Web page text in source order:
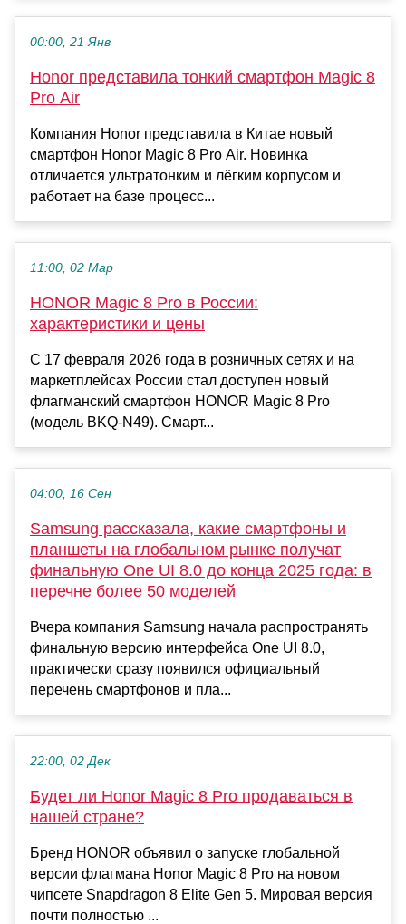
00:00, 21 Янв
Honor представила тонкий смартфон Magic 8
Pro Air
Компания Honor представила в Китае новый
смартфон Honor Magic 8 Pro Air. Новинка
отличается ультратонким и лёгким корпусом и
работает на базе процесс...
11:00, 02 Мар
HONOR Magic 8 Pro в России:
характеристики и цены
С 17 февраля 2026 года в розничных сетях и на
маркетплейсах России стал доступен новый
флагманский смартфон HONOR Magic 8 Pro
(модель BKQ-N49). Смарт...
04:00, 16 Сен
Samsung рассказала, какие смартфоны и
планшеты на глобальном рынке получат
финальную One UI 8.0 до конца 2025 года: в
перечне более 50 моделей
Вчера компания Samsung начала распространять
финальную версию интерфейса One UI 8.0,
практически сразу появился официальный
перечень смартфонов и пла...
22:00, 02 Дек
Будет ли Honor Magic 8 Pro продаваться в
нашей стране?
Бренд HONOR объявил о запуске глобальной
версии флагмана Honor Magic 8 Pro на новом
чипсете Snapdragon 8 Elite Gen 5. Мировая версия
почти полностью ...